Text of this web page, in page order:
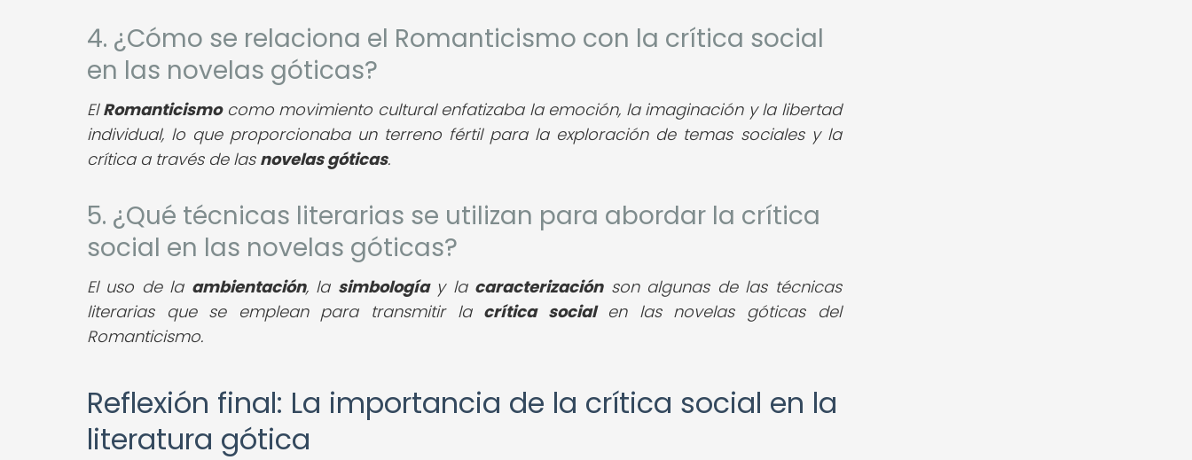
4. ¿Cómo se relaciona el Romanticismo con la crítica social
en las novelas góticas?
ElRomanticismocomo movimiento cultural enfatizaba la emoción, la imaginación y la libertad
individual, lo que proporcionaba un terreno fértil para la exploración de temas sociales y la
crítica a través de las novelas góticas.
5. ¿Qué técnicas literarias se utilizan para abordar la crítica
social en las novelas góticas?
El uso de la ambientación, la simbologíay la caracterizaciónson algunas de las técnicas
literarias que se emplean para transmitir la crítica socialen las novelas góticas del
Romanticismo.
Reflexión final: La importancia de la crítica social en la
literatura gótica